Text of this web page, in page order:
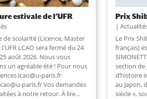
estivale de l’UFR
de scolarité (Licence, Master
LCAO sera fermé du 24
août 2026. Nous vous
un agréable été ! Pour nous
paris.fr
paris.fr Vos demandes
à notre retour. À lire...
Prix
Le Prix
français)
section de
d’histoire
au Japon,
siècle »,